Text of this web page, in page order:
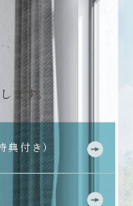
ます。
典付き）